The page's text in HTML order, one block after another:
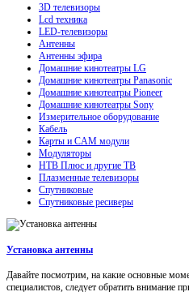
3D телевизоры
Lcd техника
LED-телевизоры
Антенны
Антенны эфира
Домашние кинотеатры LG
Домашние кинотеатры Panasonic
Домашние кинотеатры Pioneer
Домашние кинотеатры Sony
Измерительное оборудование
Кабель
Карты и CAM модули
Модуляторы
НТВ Плюс и другие ТВ
Плазменные телевизоры
Спутниковые
Спутниковые ресиверы
Установка антенны
Давайте посмотрим, на какие основные
специалистов, следует обратить внимание